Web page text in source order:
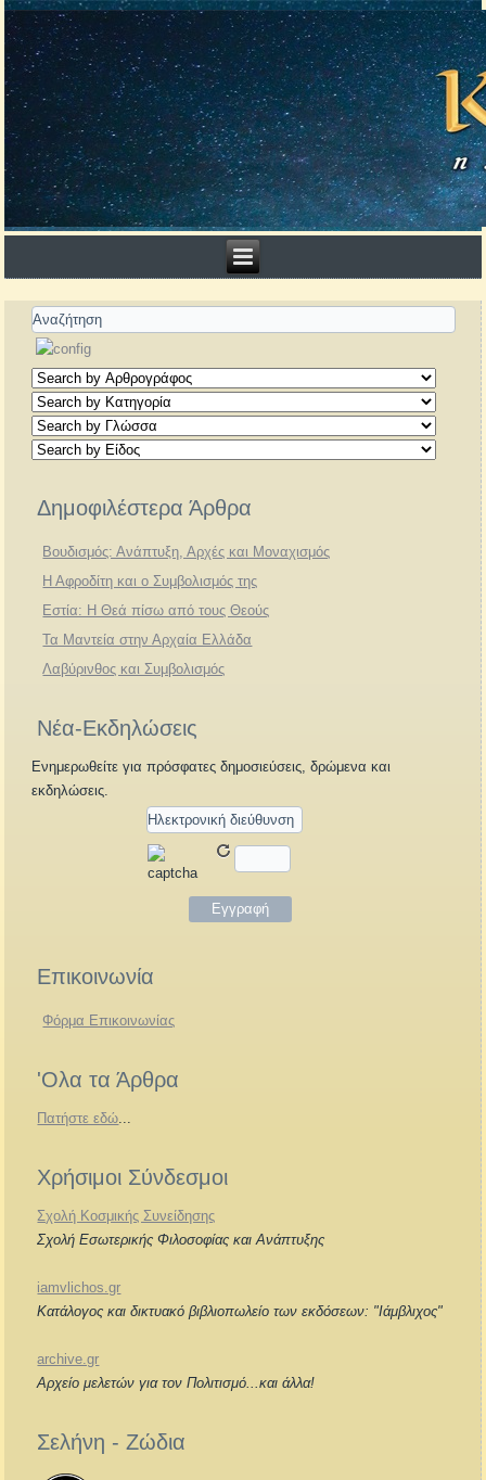
Δημοφιλέστερα Άρθρα
Βουδισμός: Ανάπτυξη, Αρχές και Μοναχισμός
Η Αφροδίτη και ο Συμβολισμός της
Εστία: Η Θεά πίσω από τους Θεούς
Τα Μαντεία στην Αρχαία Ελλάδα
Λαβύρινθος και Συμβολισμός
Νέα-Εκδηλώσεις
Ενημερωθείτε για πρόσφατες δημοσιεύσεις, δρώμενα και
εκδηλώσεις.
Επικοινωνία
Φόρμα Επικοινωνίας
'Ολα τα Άρθρα
Πατήστε εδώ...
Χρήσιμοι Σύνδεσμοι
Σχολή Κοσμικής Συνείδησης
Σχολή Εσωτερικής Φιλοσοφίας και Ανάπτυξης
iamvlichos.gr
Κατάλογος και δικτυακό βιβλιοπωλείο των εκδόσεων: "Ιάμβλιχος"
archive.gr
Αρχείο μελετών για τον Πολιτισμό...και άλλα!
Σελήνη - Ζώδια